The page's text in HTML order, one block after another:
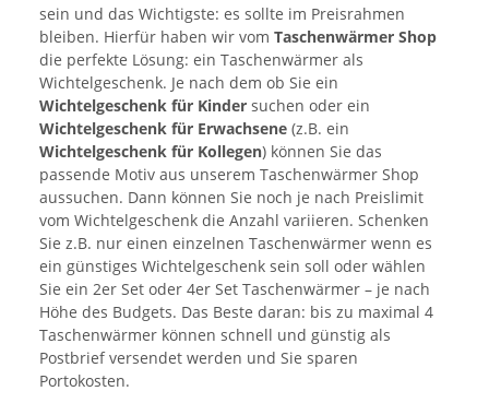
sein und das Wichtigste: es sollte im Preisrahmen
bleiben. Hierfür haben wir vom Taschenwärmer Shop
die perfekte Lösung: ein Taschenwärmer als
Wichtelgeschenk. Je nach dem ob Sie ein
Wichtelgeschenk für Kinder suchen oder ein
Wichtelgeschenk für Erwachsene (z.B. ein
Wichtelgeschenk für Kollegen) können Sie das
passende Motiv aus unserem Taschenwärmer Shop
aussuchen. Dann können Sie noch je nach Preislimit
vom Wichtelgeschenk die Anzahl variieren. Schenken
Sie z.B. nur einen einzelnen Taschenwärmer wenn es
ein günstiges Wichtelgeschenk sein soll oder wählen
Sie ein 2er Set oder 4er Set Taschenwärmer – je nach
Höhe des Budgets. Das Beste daran: bis zu maximal 4
Taschenwärmer können schnell und günstig als
Postbrief versendet werden und Sie sparen
Portokosten.